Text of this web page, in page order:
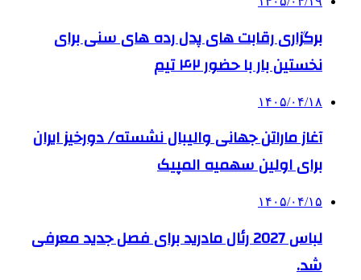
برگزاری رقابت های پدل رده های سنی برای
نخستین بار با حضور ۴۲ تیم
۱۴۰۵/۰۴/۱۸
آغاز ماراتن جهانی والیبال نشسته/ دورخیز ایران
برای اولین سهمیه المپیک
۱۴۰۵/۰۴/۱۵
لباس 2027 رئال مادرید برای فصل جدید معرفی
شد.